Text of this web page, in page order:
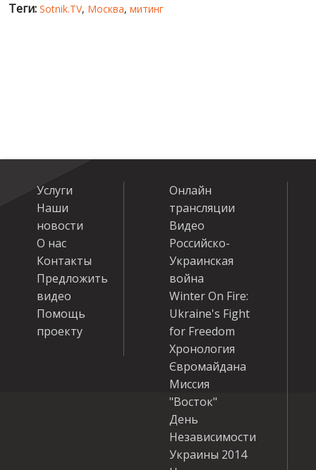
Теги: Sotnik.TV, Москва, митинг
Услуги
Наши
новости
О нас
Контакты
Предложить
видео
Помощь
проекту
Онлайн
трансляции
Видео
Российско-
Украинская
война
Winter On Fire:
Ukraine's Fight
for Freedom
Хронология
Євромайдана
Миссия
"Восток"
День
Независимости
Украины 2014